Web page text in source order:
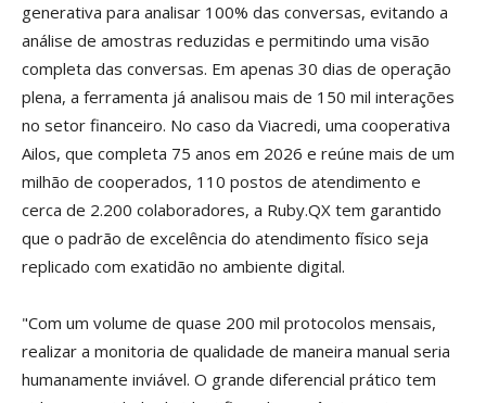
generativa para analisar 100% das conversas, evitando a
análise de amostras reduzidas e permitindo uma visão
completa das conversas. Em apenas 30 dias de operação
plena, a ferramenta já analisou mais de 150 mil interações
no setor financeiro. No caso da Viacredi, uma cooperativa
Ailos, que completa 75 anos em 2026 e reúne mais de um
milhão de cooperados, 110 postos de atendimento e
cerca de 2.200 colaboradores, a Ruby.QX tem garantido
que o padrão de excelência do atendimento físico seja
replicado com exatidão no ambiente digital.
"Com um volume de quase 200 mil protocolos mensais,
realizar a monitoria de qualidade de maneira manual seria
humanamente inviável. O grande diferencial prático tem